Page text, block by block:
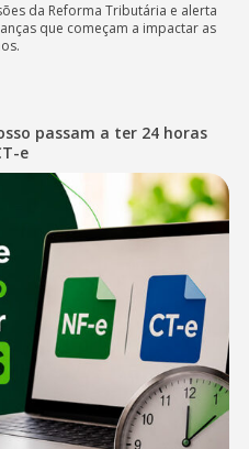
da Reforma Tributária e alerta
que começam a impactar as
passam a ter 24 horas
e